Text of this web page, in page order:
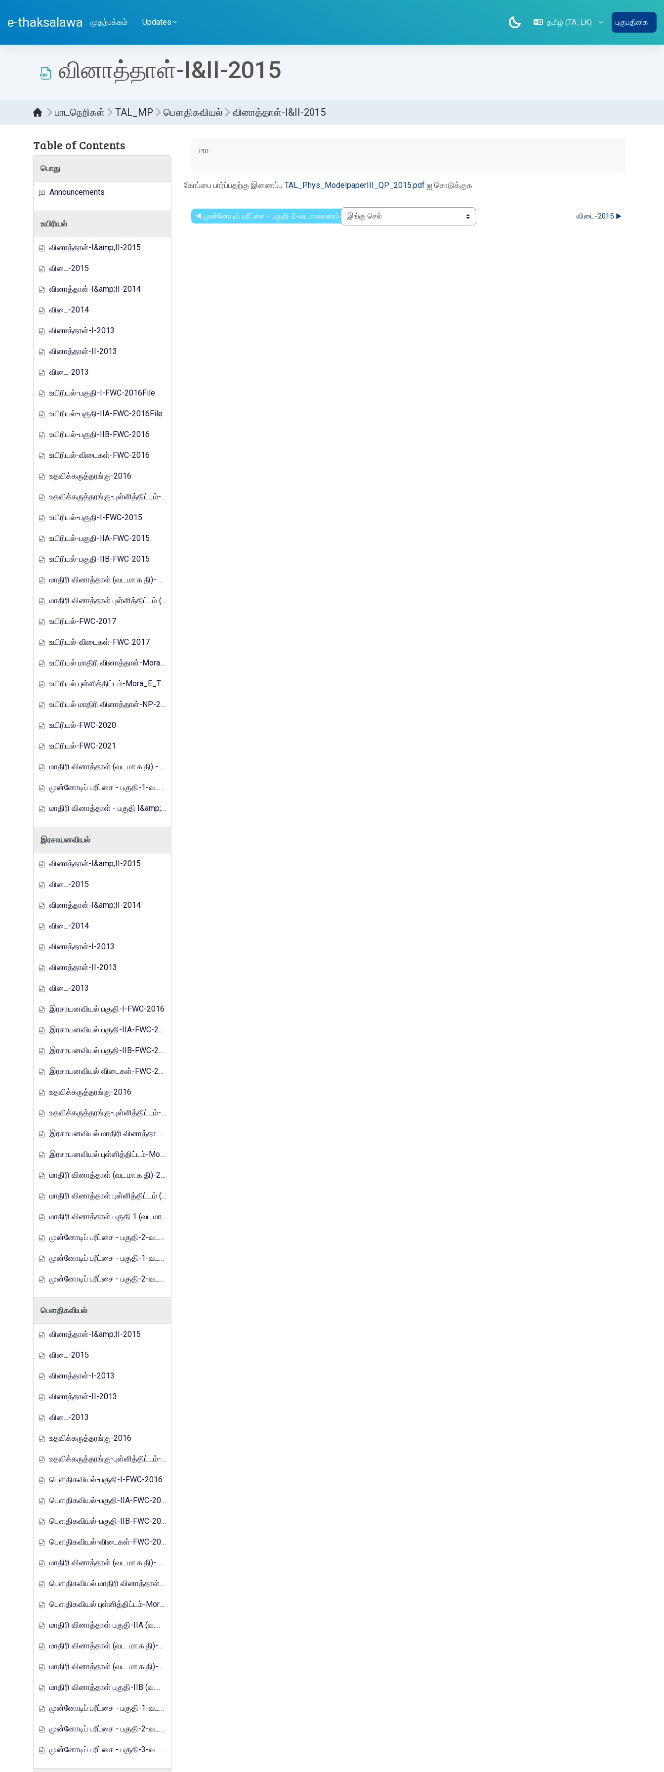
e-thaksalawa முதற்பக்கம் Updates தமிழ் ‎(TA_LK)‎ புகுபதிகை
வினாத்தாள்-I&II-2015
பாடநெறிகள் TAL_MP பௌதிகவியல் வினாத்தாள்-I&II-2015
Table of Contents
பொது
Announcements
உயிரியல்
வினாத்தாள்-I&amp;II-2015
விடை-2015
வினாத்தாள்-I&amp;II-2014
விடை-2014
வினாத்தாள்-I-2013
வினாத்தாள்-II-2013
விடை-2013
உயிரியல்-பகுதி-I-FWC-2016File
உயிரியல்-பகுதி-IIA-FWC-2016File
உயிரியல்-பகுதி-IIB-FWC-2016
உயிரியல்-விடைகள்-FWC-2016
உதவிக்கருத்தரங்கு-2016
உதவிக்கருத்தரங்கு-புள்ளித்திட்டம்-2016
உயிரியல்-பகுதி-I-FWC-2015
உயிரியல்-பகுதி-IIA-FWC-2015
உயிரியல்-பகுதி-IIB-FWC-2015
மாதிரி வினாத்தாள் (வட.மா.க.தி)- 2017
மாதிரி வினாத்தாள் புள்ளித்திட்டம் (வட.மா.க.தி)- 2017
உயிரியல்-FWC-2017
உயிரியல்-விடைகள்-FWC-2017
உயிரியல் மாதிரி வினாத்தாள்-Mora_E_Tamils_2017
உயிரியல் புள்ளித்திட்டம்-Mora_E_Tamils_2017
உயிரியல் மாதிரி வினாத்தாள்-NP-2019
உயிரியல்-FWC-2020
உயிரியல்-FWC-2021
மாதிரி வினாத்தாள் (வட.மா.க.தி) - 2021
முன்னோடிப் பரீட்சை - பகுதி-1-வடமாகாணம்-2023
மாதிரி வினாத்தாள் - பகுதி I&amp;2 (வ.மா.க.தி)-2024
இரசாயனவியல்
வினாத்தாள்-I&amp;II-2015
விடை-2015
வினாத்தாள்-I&amp;II-2014
விடை-2014
வினாத்தாள்-I-2013
வினாத்தாள்-II-2013
விடை-2013
இரசாயனவியல் பகுதி-I-FWC-2016
இரசாயனவியல் பகுதி-IIA-FWC-2016
இரசாயனவியல் பகுதி-IIB-FWC-2016
இரசாயனவியல் விடைகள்-FWC-2016
உதவிக்கருத்தரங்கு-2016
உதவிக்கருத்தரங்கு-புள்ளித்திட்டம்-2016
இரசாயனவியல் மாதிரி வினாத்தாள்-Mora_E_Tamils_2017
இரசாயனவியல் புள்ளித்திட்டம்-Mora_E_Tamils_2017
மாதிரி வினாத்தாள் (வட.மா.க.தி)-2019
மாதிரி வினாத்தாள் புள்ளித்திட்டம் (வட.மா.க.தி)-2019
மாதிரி வினாத்தாள் பகுதி 1 (வட.மா.க.தி) - 2021
முன்னோடிப் பரீட்சை - பகுதி-2-வடமாகாணம்-2023
முன்னோடிப் பரீட்சை - பகுதி-1-வடமாகாணம்-2024
முன்னோடிப் பரீட்சை - பகுதி-2-வடமாகாணம்-2024
பௌதிகவியல்
வினாத்தாள்-I&amp;II-2015
விடை-2015
வினாத்தாள்-I-2013
வினாத்தாள்-II-2013
விடை-2013
உதவிக்கருத்தரங்கு-2016
உதவிக்கருத்தரங்கு-புள்ளித்திட்டம்-2016
பௌதிகவியல்-பகுதி-I-FWC-2016
பௌதிகவியல்-பகுதி-IIA-FWC-2016
பௌதிகவியல்-பகுதி-IIB-FWC-2016
பௌதிகவியல்-விடைகள்-FWC-2016
மாதிரி வினாத்தாள் (வட.மா.க.தி)- 2017
பௌதிகவியல் மாதிரி வினாத்தாள்-Mora_E_Tamils_2017
பௌதிகவியல் புள்ளித்திட்டம்-Mora_E_Tamils_2017
மாதிரி வினாத்தாள் பகுதி-IIA (வ.மா.க.தி)-2021
மாதிரி வினாத்தாள் (வட. மா.க.தி)-2021
மாதிரி வினாத்தாள் (வட. மா.க.தி)-2021
மாதிரி வினாத்தாள் பகுதி-IIB (வ.மா.க.தி)-2021
முன்னோடிப் பரீட்சை - பகுதி-1-வடமாகாணம்-2023
முன்னோடிப் பரீட்சை - பகுதி-2-வடமாகாணம்-2023
முன்னோடிப் பரீட்சை - பகுதி-3-வடமாகாணம்-2023
PDF
கோப்பை பார்ப்பதற்கு இணைப்பு TAL_Phys_ModelpaperIII_QP_2015.pdf ஐ சொடுக்குக
◀︎ முன்னோடிப் பரீட்சை - பகுதி-2-வடமாகாணம்-2024
இங்கு செல்
விடை-2015 ▶︎